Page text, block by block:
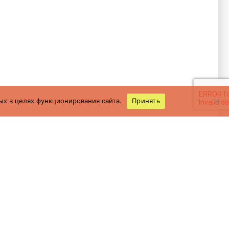
в целях функционирования сайта. Принять